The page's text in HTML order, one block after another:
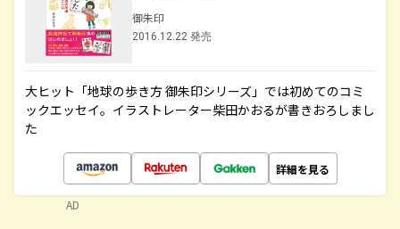
御朱印
2016.12.22 発売
大ヒット「地球の歩き方 御朱印シリーズ」では初めてのコミ
ックエッセイ。イラストレーター柴田かおるが書きおろしまし
た
詳細を見る
AD